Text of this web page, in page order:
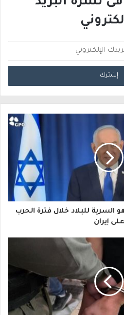
السرية للبلاد خلال فترة الحرب
على إيران